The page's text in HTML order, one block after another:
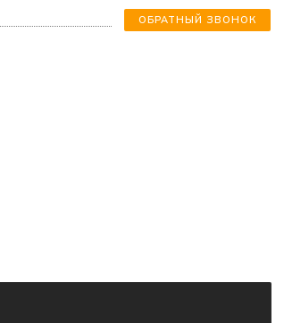
ОБРАТНЫЙ ЗВОНОК